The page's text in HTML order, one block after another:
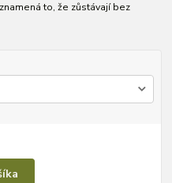
to, že zůstávají bez